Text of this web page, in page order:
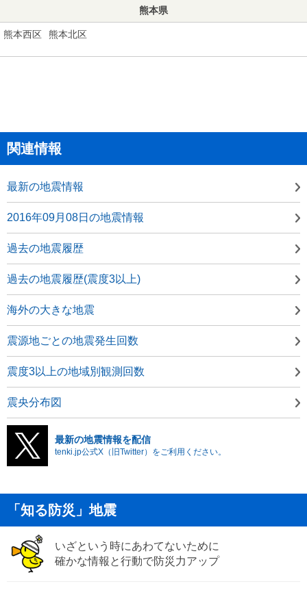
熊本県
熊本西区 熊本北区
関連情報
最新の地震情報
2016年09月08日の地震情報
過去の地震履歴
過去の地震履歴(震度3以上)
海外の大きな地震
震源地ごとの地震発生回数
震度3以上の地域別観測回数
震央分布図
最新の地震情報を配信
tenki.jp公式X（旧Twitter）をご利用ください。
「知る防災」地震
いざという時にあわてないために
確かな情報と行動で防災力アップ